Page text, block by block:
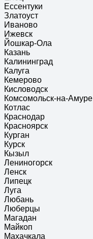
Ессентуки
Златоуст
Иваново
Ижевск
Йошкар-Ола
Казань
Калининград
Калуга
Кемерово
Кисловодск
Комсомольск-на-Амуре
Котлас
Краснодар
Красноярск
Курган
Курск
Кызыл
Лениногорск
Ленск
Липецк
Луга
Любань
Люберцы
Магадан
Майкоп
Махачкала